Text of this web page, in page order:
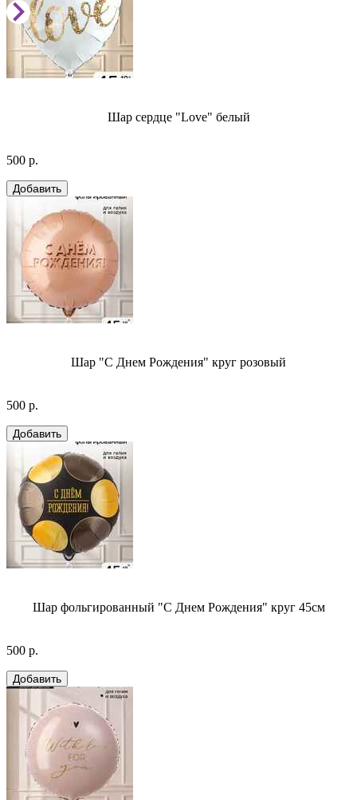
Шар сердце "Love" белый
500 р.
Шар "С Днем Рождения" круг розовый
500 р.
Шар фольгированный "С Днем Рождения" круг 45см
500 р.